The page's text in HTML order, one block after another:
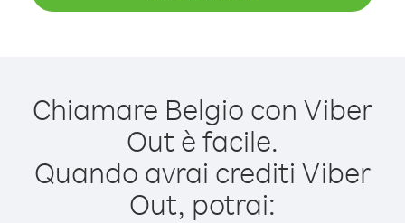
Chiamare Belgio con Viber
Out è facile.
Quando avrai crediti Viber
Out, potrai: